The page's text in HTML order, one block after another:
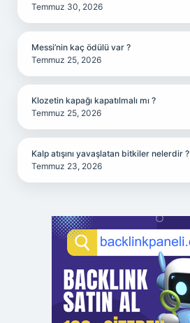
Temmuz 30, 2026
Messi’nin kaç ödülü var ?
Temmuz 25, 2026
Klozetin kapağı kapatılmalı mı ?
Temmuz 25, 2026
Kalp atışını yavaşlatan bitkiler nelerdir ?
Temmuz 23, 2026